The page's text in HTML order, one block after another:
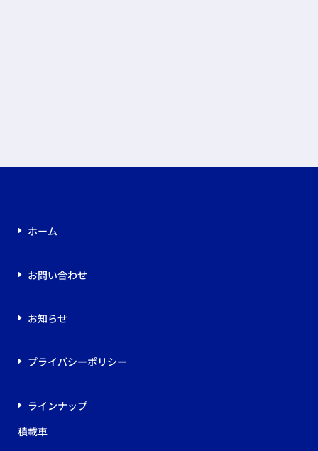
ホーム
お問い合わせ
お知らせ
プライバシーポリシー
ラインナップ
積載車